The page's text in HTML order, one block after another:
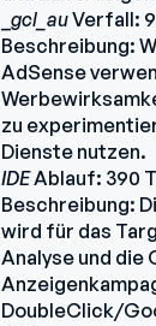
_gcl_auVerfall:
Beschreibung:
AdSense
zu
Dienste nutzen.
IDEAblauf: 390
Beschreibung:
wird für das
Analyse und die
DoubleClick/